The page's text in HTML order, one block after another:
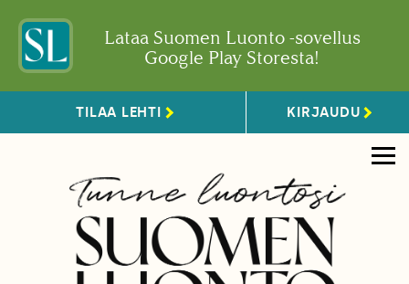
Lataa Suomen Luonto -sovellus
Google Play Storesta!
TILAA LEHTI KIRJAUDU